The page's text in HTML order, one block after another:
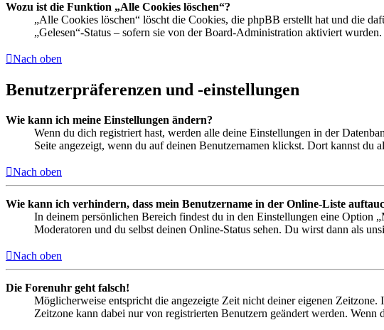
Wozu ist die Funktion „Alle Cookies löschen“?
„Alle Cookies löschen“ löscht die Cookies, die phpBB erstellt hat und die
„Gelesen“-Status – sofern sie von der Board-Administration aktiviert
Nach oben
Benutzerpräferenzen und -einstellungen
Wie kann ich meine Einstellungen ändern?
Wenn du dich registriert hast, werden alle deine Einstellungen in der
Seite angezeigt, wenn du auf deinen Benutzernamen klickst. Dort kannst du
Nach oben
Wie kann ich verhindern, dass mein Benutzername in der Online-Liste
In deinem persönlichen Bereich findest du in den Einstellungen eine Option
Moderatoren und du selbst deinen Online-Status sehen. Du wirst dann als
Nach oben
Die Forenuhr geht falsch!
Möglicherweise entspricht die angezeigte Zeit nicht deiner eigenen
Zeitzone kann dabei nur von registrierten Benutzern geändert werden.